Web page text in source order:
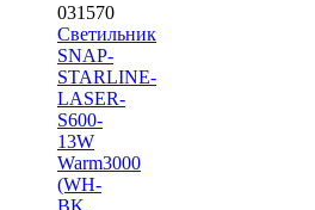
031570
Светильник
SNAP-
STARLINE-
LASER-
S600-
13W
Warm3000
(WH-
BK,